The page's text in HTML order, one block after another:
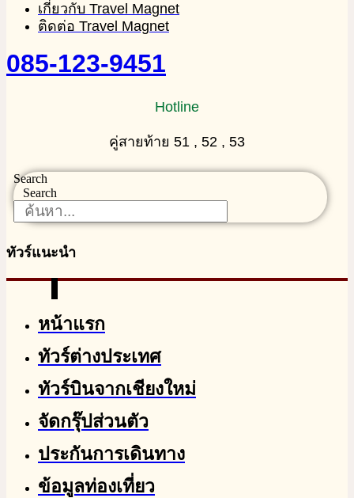
เกี่ยวกับ Travel Magnet
ติดต่อ Travel Magnet
085-123-9451
Hotline
คู่สายท้าย 51 , 52 , 53
Search
Search
ทัวร์แนะนำ
หน้าแรก
ทัวร์ต่างประเทศ
ทัวร์บินจากเชียงใหม่
จัดกรุ๊ปส่วนตัว
ประกันการเดินทาง
ข้อมูลท่องเที่ยว